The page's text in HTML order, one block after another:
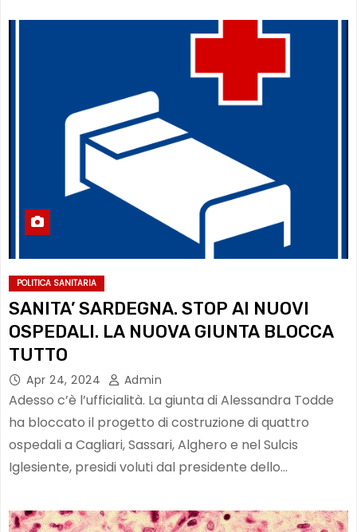
POLITICA SANITARIA
SANITA’ SARDEGNA. STOP AI NUOVI
OSPEDALI. LA NUOVA GIUNTA BLOCCA
TUTTO
Apr 24, 2024 Admin
Adesso c’è l’ufficialità. La giunta di Alessandra Todde
ha bloccato il progetto di costruzione di quattro
ospedali a Cagliari, Sassari, Alghero e nel Sulcis
Iglesiente, presidi voluti dal presidente dello…